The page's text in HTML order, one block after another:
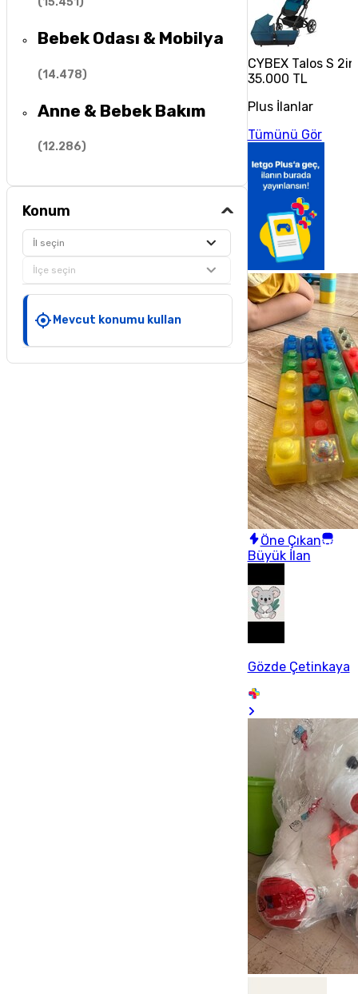
Bebek Odası & Mobilya
(14.478)
Anne & Bebek Bakım
(12.286)
Konum
İl seçin
İlçe seçin
Mevcut konumu kullan
CYBEX Talos S
35.000 TL
Plus İlanlar
Tümünü Gör
Öne Çıkan
Büyük İlan
Gözde Çetinkaya